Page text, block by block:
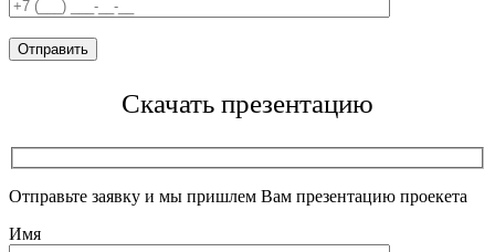
Скачать презентацию
Отправьте заявку и мы пришлем Вам презентацию проекета
Имя